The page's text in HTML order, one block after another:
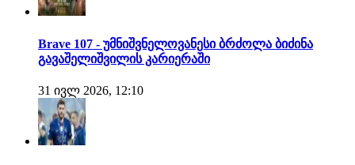
Brave 107 - უმნიშვნელოვანესი ბრძოლა ბიძინა
გავაშელიშვილის კარიერაში
31 ივლ 2026, 12:10